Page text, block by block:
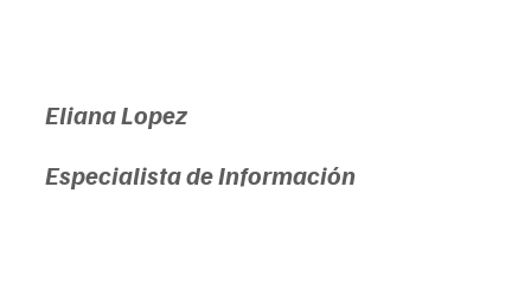
Eliana Lopez
Especialista de Información